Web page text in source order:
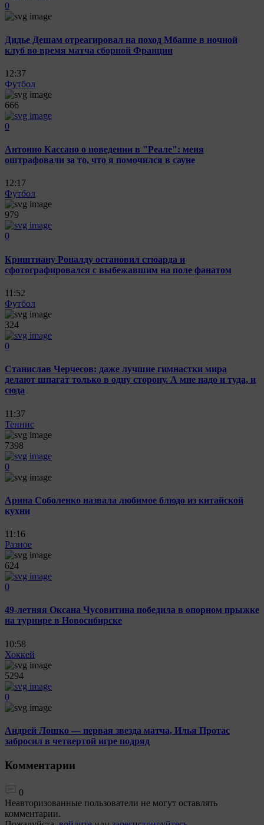
0
Дидье Дешам отреагировал на поход Мбаппе в ночной
клуб во время матча сборной Франции
12:37
Футбол
666
0
Антонио Кассано о поведении в "Реале": меня
оштрафовали за то, что я помочился в сауне
12:17
Футбол
979
0
Криштиану Роналду остановил стюарда и
сфотографировался с выбежавшим на поле фанатом
11:52
Футбол
324
0
Станислав Черчесов: даже лучшие гимнастки мира
делают шпагат только в одну сторону. А мне надо и туда, и
сюда
11:37
Теннис
7398
0
Арина Соболенко назвала любимое блюдо из китайской
кухни
11:16
Разное
624
0
49-летняя Оксана Чусовитина победила в опорном прыжке
на турнире в Новосибирске
10:58
Хоккей
5294
0
Андрей Лошко — первая звезда матча, Илья Протас
забросил в четвертой игре подряд
Комментарии
0
Неавторизованные пользователи не могут оставлять
комментарии.